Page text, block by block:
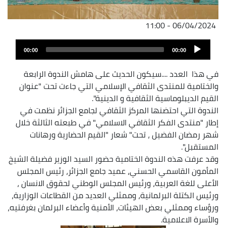
06/04/2024 - 11:00
Audio
Player
00:00
00:00
في هذا العدد ....سيكون الحديث على هامش الندوة الرابعة
والختامية للمنتدى الثقافي الإسلامي التي جاءت تحت "عنوان
القيم الديبلوماسية الثقافية و الدينية".
الندوة التي احتضنها المركز الثقافي لجامع الجزائر نظمت في
إطار "منتدى الفكر الثقافي الاسلامي" في طبعته الثالثة خلال
شهر رمضان الفضيل ، تحت" شعار "القيم الحضارية ورهانات
المستقبل".
وقد عرفت هذه الندوة الختامية حضور السيد الوزير فضيلة الشيخ
المأمون القاسمي الحسني، عميد جامع الجزائر، رئيس المجلس
الأعلى للغة العربية، ورئيس المجلس الوطني لحقوق الانسان ،
ورئيس الكتلة البرلمانية، وممثلي العديد من القطاعات الوزارية،
ورؤساء وممثلي بعض الهيئات، الأمنية وأعضاء البرلمان بغرفتيه،
والأسرة الاعلامية.